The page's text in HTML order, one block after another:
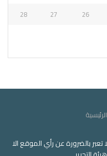
26
27
28
الرئيسية
بالضرورة عن رأي الموقع الا